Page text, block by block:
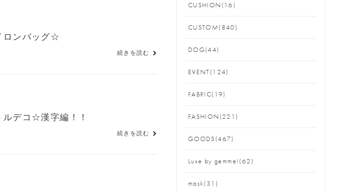
ロンバッグ☆
続きを読む
ルデコ☆漢字編！！
続きを読む
CUSHION(16)
CUSTOM(840)
DOG(44)
EVENT(124)
FABRIC(19)
FASHION(221)
GOODS(467)
Luxe by gemme!(62)
mask(31)